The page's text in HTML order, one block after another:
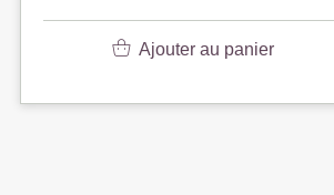
Ajouter au panier